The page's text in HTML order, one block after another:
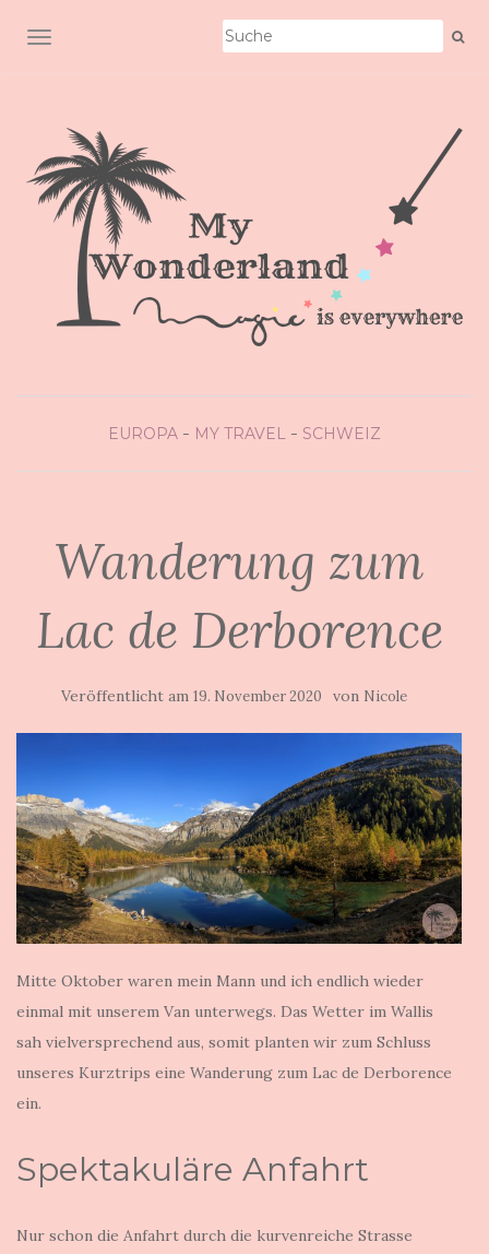
SCHALTE NAVIGATION
EUROPA MY TRAVEL SCHWEIZ
Wanderung zum
Lac de Derborence
Veröffentlicht am 19. November 2020 von Nicole
Mitte Oktober waren mein Mann und ich endlich wieder
einmal mit unserem Van unterwegs. Das Wetter im Wallis
sah vielversprechend aus, somit planten wir zum Schluss
unseres Kurztrips eine Wanderung zum Lac de Derborence
ein.
Spektakuläre Anfahrt
Nur schon die Anfahrt durch die kurvenreiche Strasse